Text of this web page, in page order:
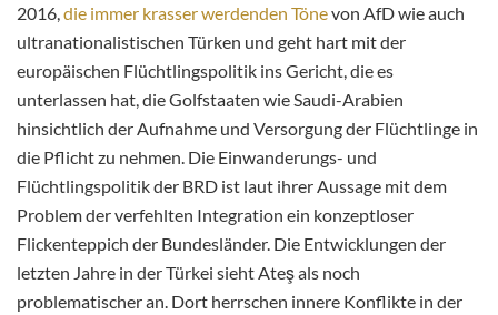
2016,die immer krasser werdenden Tönevon AfD wie auch
ultranationalistischen Türken und geht hart mit der
europäischen Flüchtlingspolitik ins Gericht, die es
unterlassen hat, die Golfstaaten wie Saudi-Arabien
hinsichtlich der Aufnahme und Versorgung der Flüchtlinge in
die Pflicht zu nehmen. Die Einwanderungs- und
Flüchtlingspolitik der BRD ist laut ihrer Aussage mit dem
Problem der verfehlten Integration ein konzeptloser
Flickenteppich der Bundesländer. Die Entwicklungen der
letzten Jahre in der Türkei sieht Ateş als noch
problematischer an. Dort herrschen innere Konflikte in der